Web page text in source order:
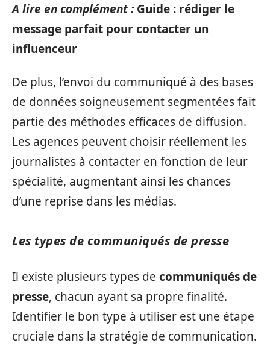
A lire en complément : Guide : rédiger le
message parfait pour contacter un
influenceur
De plus, l’envoi du communiqué à des bases
de données soigneusement segmentées fait
partie des méthodes efficaces de diffusion.
Les agences peuvent choisir réellement les
journalistes à contacter en fonction de leur
spécialité, augmentant ainsi les chances
d’une reprise dans les médias.
Les types de communiqués de presse
Il existe plusieurs types de communiqués de
presse, chacun ayant sa propre finalité.
Identifier le bon type à utiliser est une étape
cruciale dans la stratégie de communication.